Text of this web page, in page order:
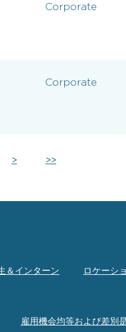
Corporate
Corporate
> >>
＆インターン
ロケーシ
雇用機会均等および差別